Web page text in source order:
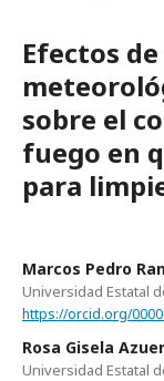
Efectos
sobre el
fuego en
para
Marcos Pedro
Universidad Estatal
https://orcid.org/
Rosa Gisela
Universidad Estatal